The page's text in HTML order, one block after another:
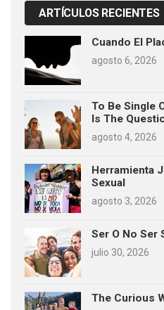
ARTÍCULOS RECIENTES
Cuando El
agosto 6, 2026
To Be Single
Is The
agosto 4, 2026
Herramienta
Sexual
agosto 3, 2026
Ser O No Ser
julio 30, 2026
The Curious